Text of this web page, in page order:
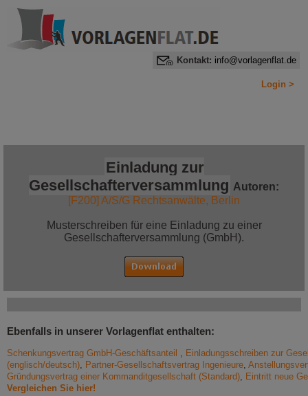
Kontakt: info@vorlagenflat.de
Login >
Einladung zur
Gesellschafterversammlung Autoren:
[F200] A/S/G Rechtsanwälte, Berlin
Musterschreiben für eine Einladung zu einer
Gesellschafterversammlung (GmbH).
Ebenfalls in unserer Vorlagenflat enthalten:
Schenkungsvertrag GmbH-Geschäftsanteil , Einladungsschreiben zur
(englisch/deutsch), Partner-Gesellschaftsvertrag Ingenieure,
Gründungsvertrag einer Kommanditgesellschaft (Standard), Eintritt neue
Vergleichen Sie hier!